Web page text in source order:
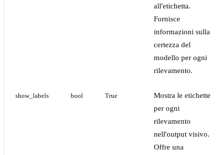
all'etichetta.
Fornisce
informazioni sulla
certezza del
modello per ogni
rilevamento.
show_labels bool True
Mostra le etichette
per ogni
rilevamento
nell'output visivo.
Offre una